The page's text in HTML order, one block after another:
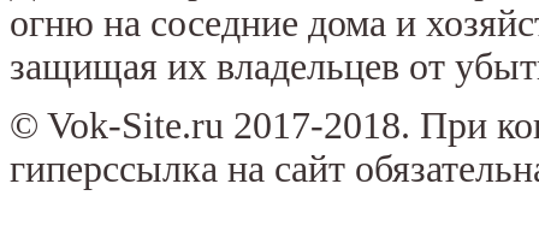
огню на соседние дома и
защищая их владельцев от
© Vok-Site.ru 2017-2018. При
гиперссылка на сайт